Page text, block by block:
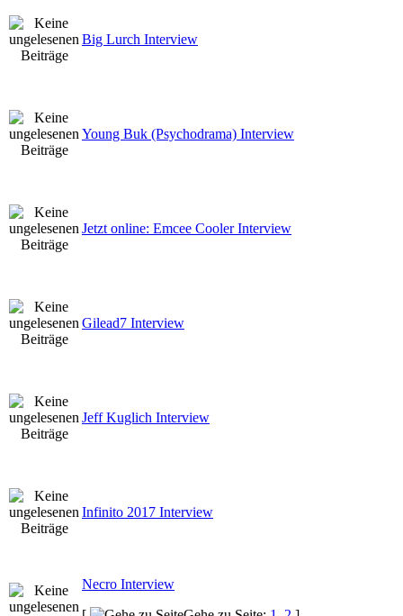
Big Lurch Interview
Young Buk (Psychodrama) Interview
Jetzt online: Emcee Cooler Interview
Gilead7 Interview
Jeff Kuglich Interview
Infinito 2017 Interview
Necro Interview